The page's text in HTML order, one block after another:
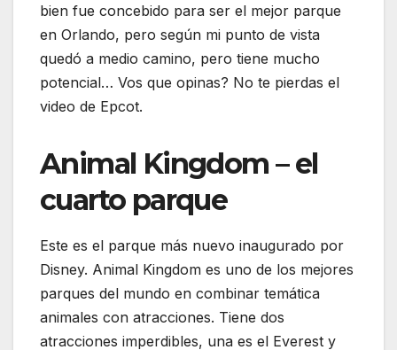
bien fue concebido para ser el mejor parque
en Orlando, pero según mi punto de vista
quedó a medio camino, pero tiene mucho
potencial… Vos que opinas? No te pierdas el
video de Epcot.
Animal Kingdom – el
cuarto parque
Este es el parque más nuevo inaugurado por
Disney. Animal Kingdom es uno de los mejores
parques del mundo en combinar temática
animales con atracciones. Tiene dos
atracciones imperdibles, una es el Everest y